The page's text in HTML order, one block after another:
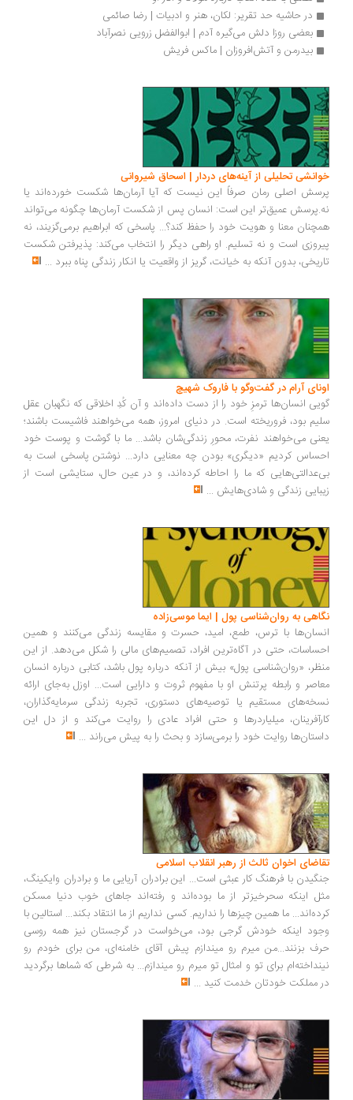
در حاشیه حد تقریر: لکان، هنر و ادبیات | رضا صائمی
بعضی روزا دلش می‌گیره آدم | ابوالفضل زرویی نصرآباد
بیدرمن و آتش‌افروزان | ماکس فریش
خوانشی تحلیلی از آینه‌های دردار | اسحاق شیروانی
پرسش اصلی رمان صرفاً این نیست که آیا آرمان‌ها شکست خورده‌اند یا
نه.پرسش عمیق‌تر این است: انسان پس از شکست آرمان‌ها چگونه می‌تواند
همچنان معنا و هویت خود را حفظ کند؟... پاسخی که ابراهیم برمی‌گزیند، نه
پیروزی است و نه تسلیم. او راهی دیگر را انتخاب می‌کند: پذیرفتن شکست
تاریخی، بدون آنکه به خیانت، گریز از واقعیت یا انکار زندگی پناه ببرد ...
اونای آرام در گفت‌وگو با فاروک شهیچ‭
گویی انسان‌ها ترمزِ خود را از دست داده‌اند و آن کُدِ اخلاقی که نگهبان عقل
سلیم بود، فروریخته است. در دنیای امروز، همه می‌خواهند فاشیست باشند؛
یعنی می‌خواهند نفرت، محورِ زندگی‌شان باشد... ما با گوشت و پوست خود
احساس کردیم «دیگری» بودن چه معنایی دارد... نوشتن پاسخی است به
بی‌عدالتی‌هایی که ما را احاطه کرده‌اند، و در عین حال، ستایشی است از
زیبایی زندگی و شادی‌هایش ...
نگاهی به روان‌شناسی پول | ایما موسی‌زاده
انسان‌ها با ترس، طمع، امید، حسرت و مقایسه زندگی می‌کنند و همین
احساسات، حتی در آگاه‌ترین افراد، تصمیم‌های مالی را شکل می‌دهد. از این
منظر، «روان‌شناسی پول» بیش از آنکه درباره پول باشد، کتابی درباره انسان
معاصر و رابطه پرتنش او با مفهوم ثروت و دارایی است... اوزل به‌جای ارائه
نسخه‌های مستقیم یا توصیه‌های دستوری، تجربه زندگی سرمایه‌گذاران،
کارآفرینان، میلیاردرها و حتی افراد عادی را روایت می‌کند و از دل این
داستان‌ها روایت خود را برمی‌سازد و بحث را به پیش می‌راند ...
تقاضای اخوان ثالث از رهبر انقلاب اسلامی
جنگیدن با فرهنگ کار عبثی است... این برادران آریایی ما و برادران وایکینگ،
مثل اینکه سحرخیزتر از ما بوده‌اند و رفته‌اند جاهای خوب دنیا مسکن
کرده‌اند... ما همین چیزها را نداریم. کسی نداریم از ما انتقاد بکند... استالین با
وجود اینکه خودش گرجی بود، می‌خواست در گرجستان نیز همه روسی
حرف بزنند...من میرم رو میندازم پیش آقای خامنه‌ای، من برای خودم رو
نینداخته‌ام برای تو و امثال تو میرم رو میندازم... به شرطی که شماها برگردید
در مملکت خودتان خدمت کنید ...